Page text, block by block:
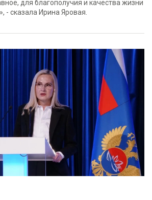
для благополучия и качества жизни
- сказала Ирина Яровая.